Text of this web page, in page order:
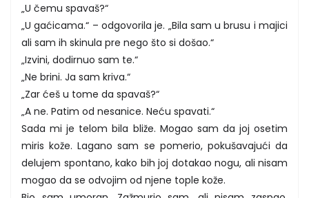
„U čemu spavaš?“
„U gaćicama.“ – odgovorila je. „Bila sam u brusu i majici
ali sam ih skinula pre nego što si došao.“
„Izvini, dodirnuo sam te.“
„Ne brini. Ja sam kriva.“
„Zar ćeš u tome da spavaš?“
„A ne. Patim od nesanice. Neću spavati.“
Sada mi je telom bila bliže. Mogao sam da joj osetim
miris kože. Lagano sam se pomerio, pokušavajući da
delujem spontano, kako bih joj dotakao nogu, ali nisam
mogao da se odvojim od njene tople kože.